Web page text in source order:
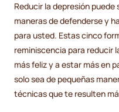
Reducir la depresión
maneras de defenderse y
para usted. Estas cinco
reminiscencia para reducir
más feliz y a estar más en
solo sea de pequeñas
técnicas que te resulten